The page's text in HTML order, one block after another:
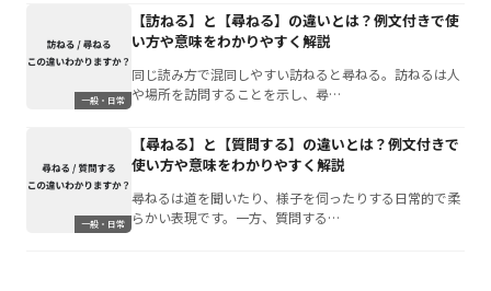
一般・日常
【訪ねる】と【尋ねる】の違いとは？例文付きで使
い方や意味をわかりやすく解説
同じ読み方で混同しやすい訪ねると尋ねる。訪ねるは人
や場所を訪問することを示し、尋…
一般・日常
【尋ねる】と【質問する】の違いとは？例文付きで
使い方や意味をわかりやすく解説
尋ねるは道を聞いたり、様子を伺ったりする日常的で柔
らかい表現です。一方、質問する…